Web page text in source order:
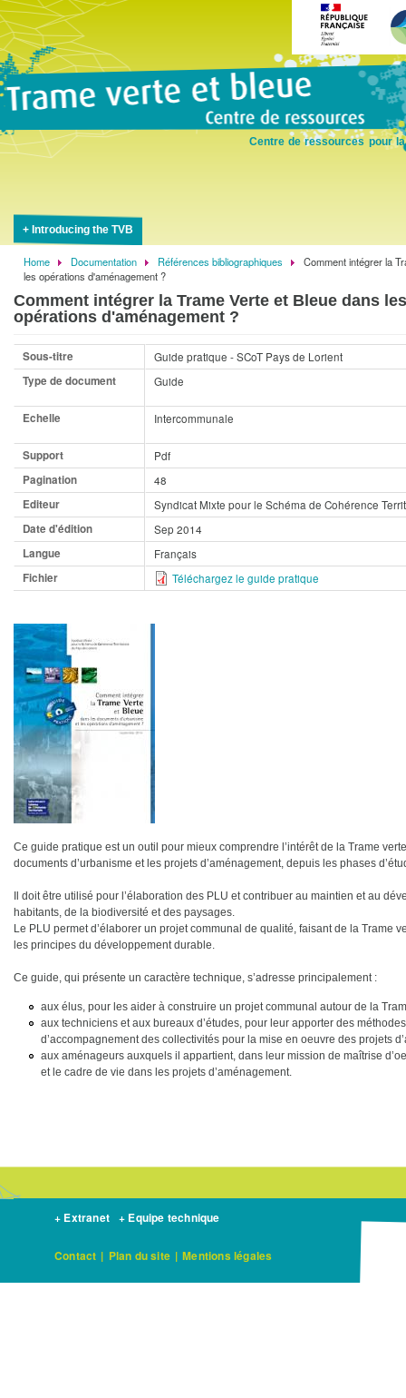
Centre de ressources pour
Introducing the TVB
Breadcrumb
Home Documentation Références bibliographiques
Comment intégrer la
les opérations d'aménagement ?
Comment intégrer la Trame Verte et Bleue dans
opérations d'aménagement ?
Sous-titre
Guide pratique - SCoT Pays de Lorient
Type de document
Guide
Echelle Intercommunale
Support
Pdf
Pagination
48
Editeur
Syndicat Mixte pour le Schéma de Cohérence
Date d'édition
Sep 2014
Langue
Français
Fichier
Téléchargez le guide pratique
Ce guide pratique est un outil pour mieux comprendre l’intérêt de la Trame
documents d’urbanisme et les projets d’aménagement, depuis les phases
Il doit être utilisé pour l’élaboration des PLU et contribuer au maintien et au
habitants, de la biodiversité et des paysages.
Le PLU permet d’élaborer un projet communal de qualité, faisant de la Trame
les principes du développement durable.
Ce guide, qui présente un caractère technique, s’adresse principalement :
aux élus, pour les aider à construire un projet communal autour de la
aux techniciens et aux bureaux d’études, pour leur apporter des
d’accompagnement des collectivités pour la mise en oeuvre des projets
aux aménageurs auxquels il appartient, dans leur mission de maîtrise
et le cadre de vie dans les projets d’aménagement.
+ Extranet + Equipe technique
Contact | Plan du site | Mentions légales